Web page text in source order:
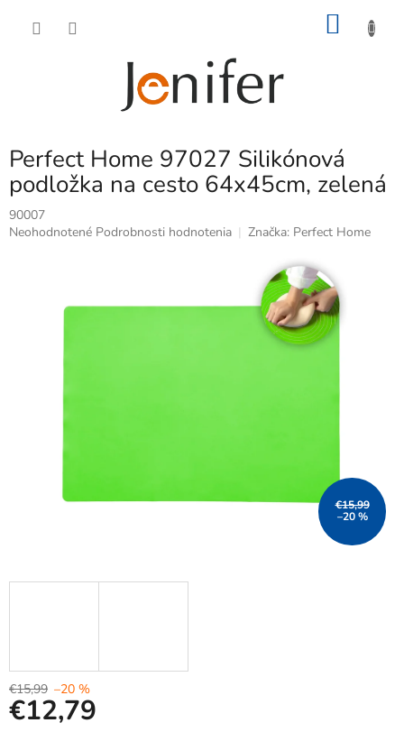
Perfect Home 97027 Silikónová
podložka na cesto 64x45cm, zelená
90007
Priemerné
Neohodnotené Podrobnosti hodnotenia Značka: Perfect Home
€15,99
–20 %
€15,99 –20 %
€12,79